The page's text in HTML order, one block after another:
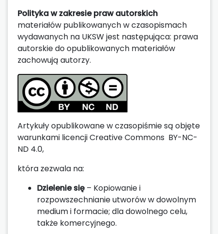
Polityka w zakresie praw autorskich
materiałów publikowanych w czasopismach
wydawanych na UKSW jest następująca: prawa
autorskie do opublikowanych materiałów
zachowują autorzy.
Artykuły opublikowane w czasopiśmie są objęte
warunkami licencji Creative Commons BY-NC-
ND 4.0,
która zezwala na:
Dzielenie się – Kopiowanie i
rozpowszechnianie utworów w dowolnym
medium i formacie; dla dowolnego celu,
także komercyjnego.